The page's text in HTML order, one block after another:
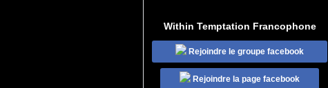
Within Temptation Francophone
Rejoindre le groupe facebook
Rejoindre la page facebook